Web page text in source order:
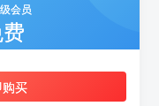
会员
买
会员
买